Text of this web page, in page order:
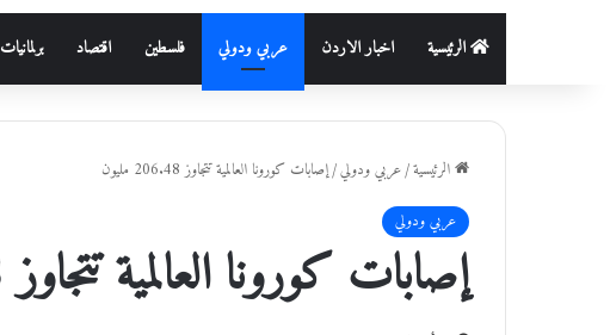
الرئيسية اخبار الاردن عربي ودولي فلسطين اقتصاد برلمانيات
الرئيسية/عربي ودولي/إصابات كورونا العالمية تتجاوز 206.48 مليون
عربي ودولي
إصابات كورونا العالمية تتجاوز 206.48 مليون